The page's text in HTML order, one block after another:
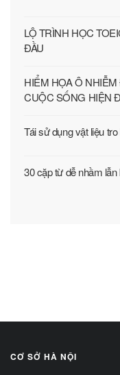
LỘ TRÌNH HỌC
ĐẦU
HIỂM HỌA Ô
CUỘC SỐNG HIỆN
Tái sử dụng vật liệu
30 cặp từ dễ nhầm
CƠ SỞ HÀ NỘI